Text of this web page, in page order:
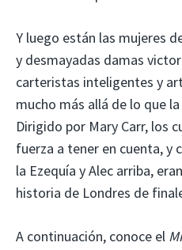
Y luego están las mujeres
y desmayadas damas
carteristas inteligentes y
mucho más allá de lo que
Dirigido por Mary Carr, los
fuerza a tener en cuenta, y
la Ezequía y Alec arriba,
historia de Londres de
A continuación, conoce el